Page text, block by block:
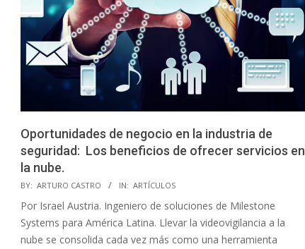
Oportunidades de negocio en la industria de
seguridad: Los beneficios de ofrecer servicios en
la nube.
2023-
09-
20
BY: ARTURO CASTRO IN: ARTÍCULOS
Por Israel Austria. Ingeniero de soluciones de Milestone
Systems para América Latina. Llevar la videovigilancia a la
nube se consolida cada vez más como una herramienta